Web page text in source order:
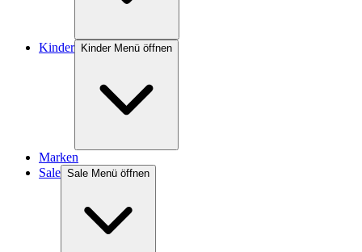
Kinder Kinder Menü öffnen
Marken
Sale Sale Menü öffnen